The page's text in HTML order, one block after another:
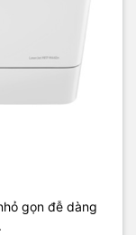
gọn đễ dàng
100 Base-TX.
cho năng suất
hãng.